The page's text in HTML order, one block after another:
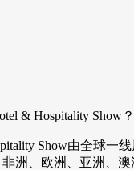
& Hospitality Show？
Show由全球
洲、欧洲、亚洲、